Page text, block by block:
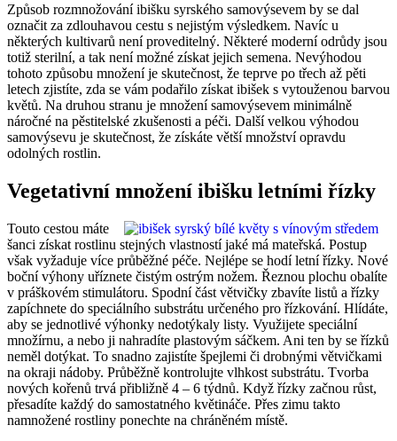
Způsob rozmnožování ibišku syrského samovýsevem by se dal
označit za zdlouhavou cestu s nejistým výsledkem. Navíc u
některých kultivarů není proveditelný. Některé moderní odrůdy jsou
totiž sterilní, a tak není možné získat jejich semena. Nevýhodou
tohoto způsobu množení je skutečnost, že teprve po třech až pěti
letech zjistíte, zda se vám podařilo získat ibišek s vytouženou barvou
květů. Na druhou stranu je množení samovýsevem minimálně
náročné na pěstitelské zkušenosti a péči. Další velkou výhodou
samovýsevu je skutečnost, že získáte větší množství opravdu
odolných rostlin.
Vegetativní množení ibišku letními řízky
Touto cestou máte
šanci získat rostlinu stejných vlastností jaké má mateřská. Postup
však vyžaduje více průběžné péče. Nejlépe se hodí letní řízky. Nové
boční výhony uříznete čistým ostrým nožem. Řeznou plochu obalíte
v práškovém stimulátoru. Spodní část větvičky zbavíte listů a řízky
zapíchnete do speciálního substrátu určeného pro řízkování. Hlídáte,
aby se jednotlivé výhonky nedotýkaly listy. Využijete speciální
množírnu, a nebo ji nahradíte plastovým sáčkem. Ani ten by se řízků
neměl dotýkat. To snadno zajistíte špejlemi či drobnými větvičkami
na okraji nádoby. Průběžně kontrolujte vlhkost substrátu. Tvorba
nových kořenů trvá přibližně 4 – 6 týdnů. Když řízky začnou růst,
přesadíte každý do samostatného květináče. Přes zimu takto
namnožené rostliny ponechte na chráněném místě.